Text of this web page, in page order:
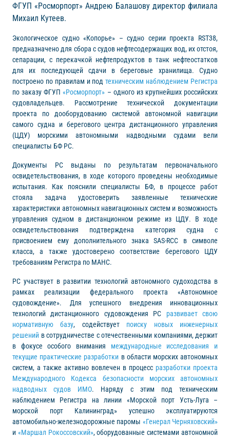
ФГУП «Росморпорт» Андрею Балашову директор филиала
Михаил Кутеев.
Экологическое судно «Копорье» – судно серии проекта RST38,
предназначено для сбора с судов нефтесодержащих вод, их отстоя,
сепарации, с перекачкой нефтепродуктов в танк нефтеостатков
для их последующей сдачи в береговые хранилища. Судно
построено по правилам и подтехническим наблюдением Регистра
по заказу ФГУП«Росморпорт» – одного из крупнейших российских
судовладельцев. Рассмотрение технической документации
проекта по дооборудованию системой автономной навигации
самого судна и берегового центра дистанционного управления
(ЦДУ) морскими автономными надводными судами вели
специалисты БФ РС.
Документы РС выданы по результатам первоначального
освидетельствования, в ходе которого проведены необходимые
испытания. Как пояснили специалисты БФ, в процессе работ
стояла задача удостоверить заявленные технические
характеристики автономных навигационных систем и возможность
управления судном в дистанционном режиме из ЦДУ. В ходе
освидетельствования подтверждена категория судна с
присвоением ему дополнительного знака SAS-RCC в символе
класса, а также удостоверено соответствие берегового ЦДУ
требованиям Регистра по МАНС.
РС участвует в развитии технологий автономного судоходства в
рамках реализации федерального проекта «Автономное
судовождение». Для успешного внедрения инновационных
технологий дистанционного судовождения РС развивает свою
нормативную базу, содействует поиску новых инженерных
решений в сотрудничестве с отечественными компаниями, держит
в фокусе особого внимания международные исследования и
текущие практические разработки в области морских автономных
систем, а также активно вовлечен в процесс разработки проекта
Международного Кодекса безопасности морских автономных
надводных судов ИМО. Наряду с этим под техническим
наблюдением Регистра на линии «Морской порт Усть-Луга –
морской порт Калининград» успешно эксплуатируются
автомобильно-железнодорожные паромы «Генерал Черняховский»
и «Маршал Рокоссовский», оборудованные системами автономной